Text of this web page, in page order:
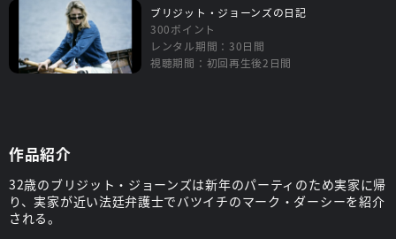
ブリジット・ジョーンズの日記
300ポイント
レンタル期間：30日間
視聴期間：初回再生後2日間
作品紹介
32歳のブリジット・ジョーンズは新年のパーティのため実家に帰
り、実家が近い法廷弁護士でバツイチのマーク・ダーシーを紹介
される。